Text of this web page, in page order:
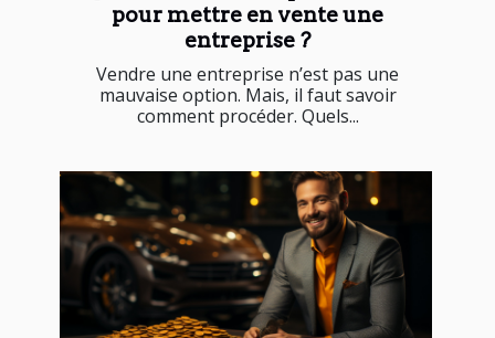
pour mettre en vente une
entreprise ?
Vendre une entreprise n’est pas une
mauvaise option. Mais, il faut savoir
comment procéder. Quels...